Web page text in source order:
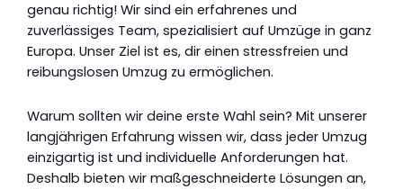
genau richtig! Wir sind ein erfahrenes und
zuverlässiges Team, spezialisiert auf Umzüge in ganz
Europa. Unser Ziel ist es, dir einen stressfreien und
reibungslosen Umzug zu ermöglichen.
Warum sollten wir deine erste Wahl sein? Mit unserer
langjährigen Erfahrung wissen wir, dass jeder Umzug
einzigartig ist und individuelle Anforderungen hat.
Deshalb bieten wir maßgeschneiderte Lösungen an,